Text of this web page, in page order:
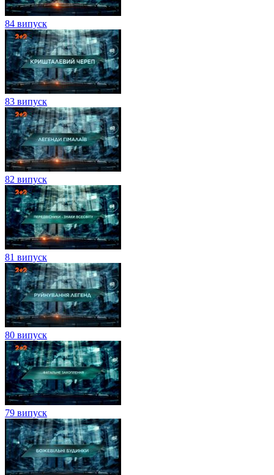
84 випуск
83 випуск
82 випуск
81 випуск
80 випуск
79 випуск